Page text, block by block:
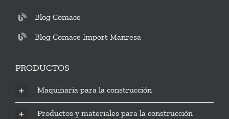
Blog Comace
Blog Comace Import Manresa
PRODUCTOS
Maquinaria para la construcción
Productos y materiales para la construcción